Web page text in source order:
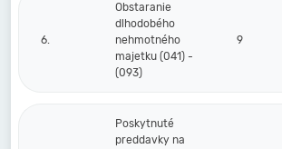
6.
Obstaranie
dlhodobého
nehmotného
majetku (041) -
(093)
9
Poskytnuté
preddavky na